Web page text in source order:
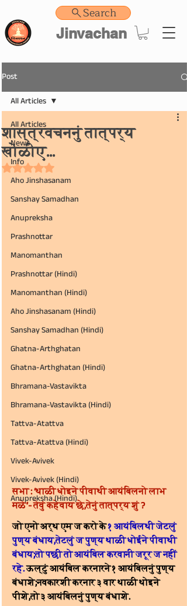
Jinvachan
Search
Post
All Articles
News
Info
Aho Jinshasanam
Sanshay Samadhan
Anupreksha
Prashnottar
Manomanthan
Prashnottar (Hindi)
Manomanthan (Hindi)
Aho Jinshasanam (Hindi)
Sanshay Samadhan (Hindi)
Ghatna-Arthghatan
Ghatna-Arthghatan (Hindi)
Bhramana-Vastavikta
Bhramana-Vastavikta (Hindi)
Tattva-Atattva
Tattva-Atattva (Hindi)
Vivek-Avivek
Vivek-Avivek (Hindi)
Anupreksha (Hindi)
All Articles
शास्त्रवचननुं तात्पर्य
खोळीए...
Rated NaN out of 5 stars.
सभा : ‘थाळी धोइने पीवाथी आयंबिलनो लाभ
मळे’- तेवुं कहेवाय छे,तेनुं तात्पर्य शुं ?
जो एनो अर्थ एम ज करो के १ आयंबिलथी जेटलुं
पुण्य बंधाय,तेटलुं ज पुण्य थाळी धोईने पीवाथी
बंधाय;तो पछी तो आयंबिल करवानी जरूर ज नहीं
रहे. ऊल्टुं आयंबिल करनारने १ आयंबिलनुं पुण्य
बंधाशे;नवकारशी करनार ३ वार थाळी थोइने
पीशे,तो ३ आयंबिलनुं पुण्य बंधाशे.